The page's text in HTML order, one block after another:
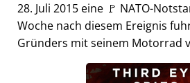
28. Juli 2015 eine 🚩 NATO-
Woche nach diesem Ereignis
Gründers mit seinem Motorrad